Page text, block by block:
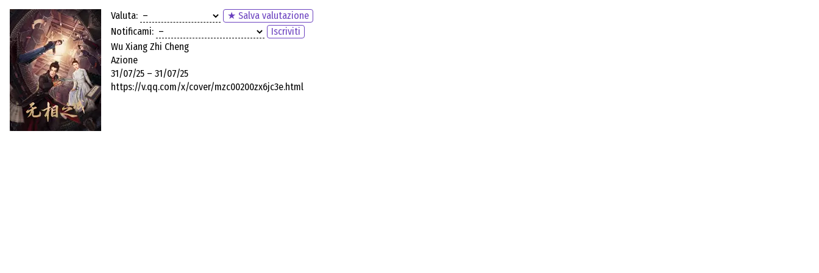
Valuta:
★ Salva valutazione
Notificami:
Iscriviti
Wu Xiang Zhi Cheng
Azione
31/07/25 – 31/07/25
https://v.qq.com/x/cover/mzc00200zx6jc3e.html